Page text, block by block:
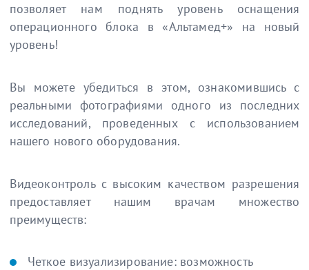
позволяет нам поднять уровень оснащения
операционного блока в «Альтамед+» на новый
уровень!
Вы можете убедиться в этом, ознакомившись с
реальными фотографиями одного из последних
исследований, проведенных с использованием
нашего нового оборудования.
Видеоконтроль с высоким качеством разрешения
предоставляет нашим врачам множество
преимуществ:
Четкое визуализирование: возможность